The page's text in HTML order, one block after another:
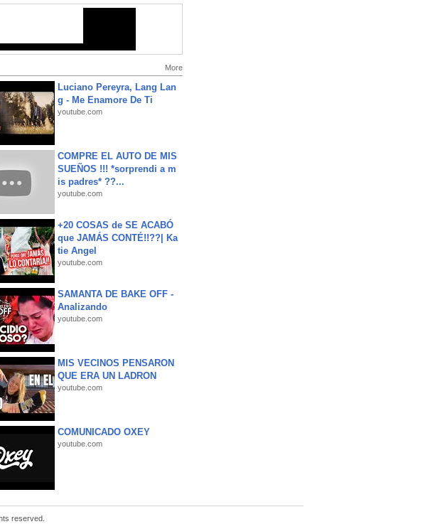
More
Luciano Pereyra, Lang Lan
g - Me Enamore De Ti
youtube.com
COMPRE EL AUTO DE MIS
SUEÑOS !!! *sorprendi a m
is padres* ??...
youtube.com
+20 COSAS de SE ACABÓ
que JAMÁS CONTÉ!!??| Ka
tie Angel
youtube.com
SAMANTA DE BAKE OFF -
Analizando
youtube.com
MIS VECINOS PENSARON
QUE ERA UN LADRON
youtube.com
COMUNICADO OXEY
youtube.com
reserved.